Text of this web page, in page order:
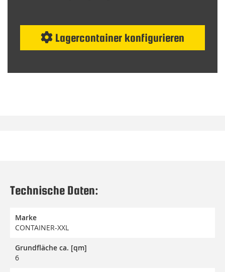
Lagercontainer konfigurieren
Technische Daten:
Marke
CONTAINER-XXL
Grundfläche ca. [qm]
6